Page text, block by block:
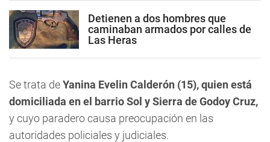
Detienen a dos hombres que
caminaban armados por calles de
Las Heras
Se trata deYanina Evelin Calderón (15), quien está
domiciliada en el barrio Sol y Sierra de Godoy Cruz,
y cuyo paradero causa preocupación en las
autoridades policiales y judiciales.